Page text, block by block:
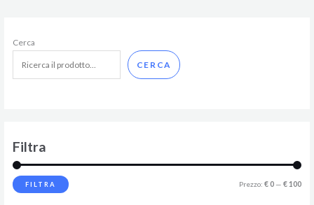
Cerca
CERCA
Filtra
FILTRA Prezzo: € 0— € 100